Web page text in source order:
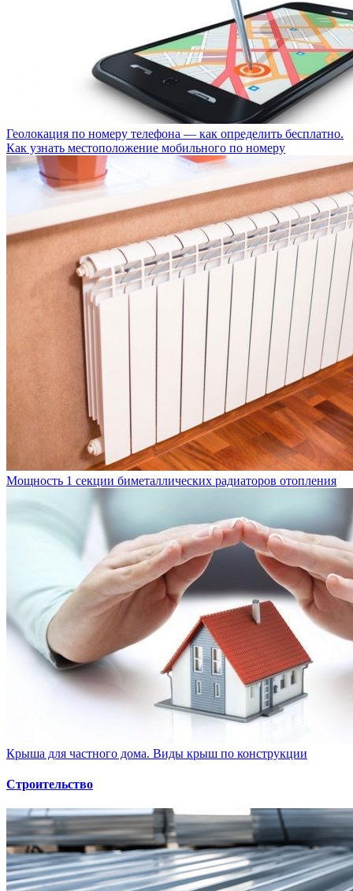
Геолокация по номеру телефона — как определить бесплатно.
Как узнать местоположение мобильного по номеру
Мощность 1 секции биметаллических радиаторов отопления
Крыша для частного дома. Виды крыш по конструкции
Строительство